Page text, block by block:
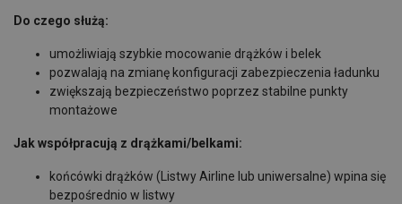
Do czego służą:
umożliwiają szybkie mocowanie drążków i belek
pozwalają na zmianę konfiguracji zabezpieczenia ładunku
zwiększają bezpieczeństwo poprzez stabilne punkty
montażowe
Jak współpracują z drążkami/belkami:
końcówki drążków (Listwy Airline lub uniwersalne) wpina się
bezpośrednio w listwy